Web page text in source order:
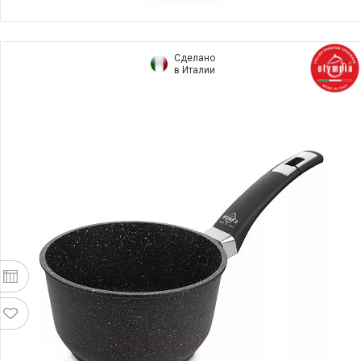
Сделано
в Италии